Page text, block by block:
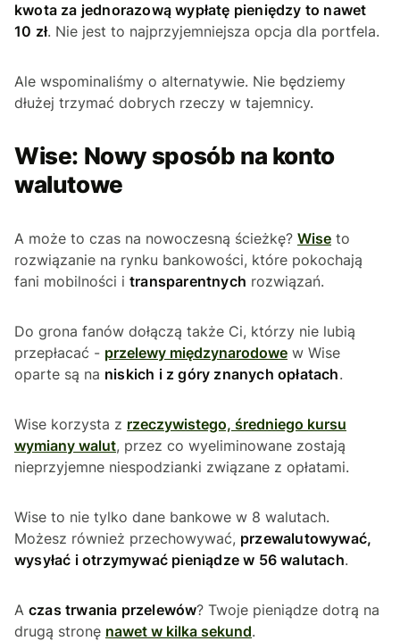
kwota za jednorazową wypłatę pieniędzy to nawet
10 zł. Nie jest to najprzyjemniejsza opcja dla portfela.
Ale wspominaliśmy o alternatywie. Nie będziemy
dłużej trzymać dobrych rzeczy w tajemnicy.
Wise: Nowy sposób na konto
walutowe
A może to czas na nowoczesną ścieżkę? Wise to
rozwiązanie na rynku bankowości, które pokochają
fani mobilności i transparentnych rozwiązań.
Do grona fanów dołączą także Ci, którzy nie lubią
przepłacać - przelewy międzynarodowe w Wise
oparte są na niskich i z góry znanych opłatach.
Wise korzysta z rzeczywistego, średniego kursu
wymiany walut, przez co wyeliminowane zostają
nieprzyjemne niespodzianki związane z opłatami.
Wise to nie tylko dane bankowe w 8 walutach.
Możesz również przechowywać, przewalutowywać,
wysyłać i otrzymywać pieniądze w 56 walutach.
A czas trwania przelewów? Twoje pieniądze dotrą na
drugą stronę nawet w kilka sekund.